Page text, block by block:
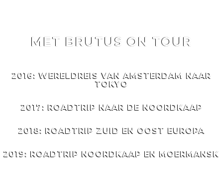
MET BRUTUS ON TOUR
2016: WERELDREIS VAN AMSTERDAM NAAR
TOKYO
2017: ROADTRIP NAAR DE NOORDKAAP
2018: ROADTRIP ZUID EN OOST EUROPA
2019: ROADTRIP NOORDKAAP EN MOERMANSK